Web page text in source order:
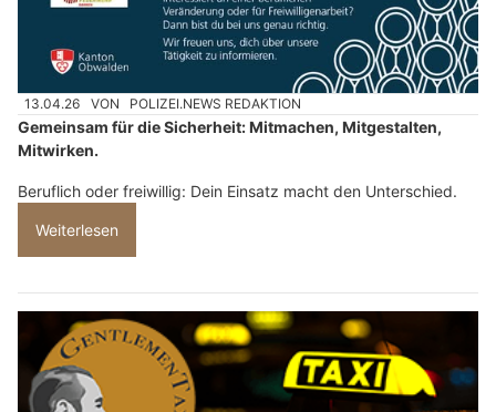
13.04.26 VON POLIZEI.NEWS REDAKTION
Gemeinsam für die Sicherheit: Mitmachen, Mitgestalten,
Mitwirken.
Beruflich oder freiwillig: Dein Einsatz macht den Unterschied.
Weiterlesen